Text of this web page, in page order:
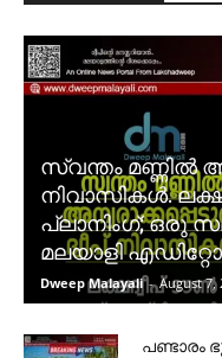
സ്വന്തം മണ്ണിൽ
നിവാസികൾ.
പ്ലാനിംഗ്; ഒരു
മലയാളി
Dweep Malayali - August 7,
പണ്ടാരം